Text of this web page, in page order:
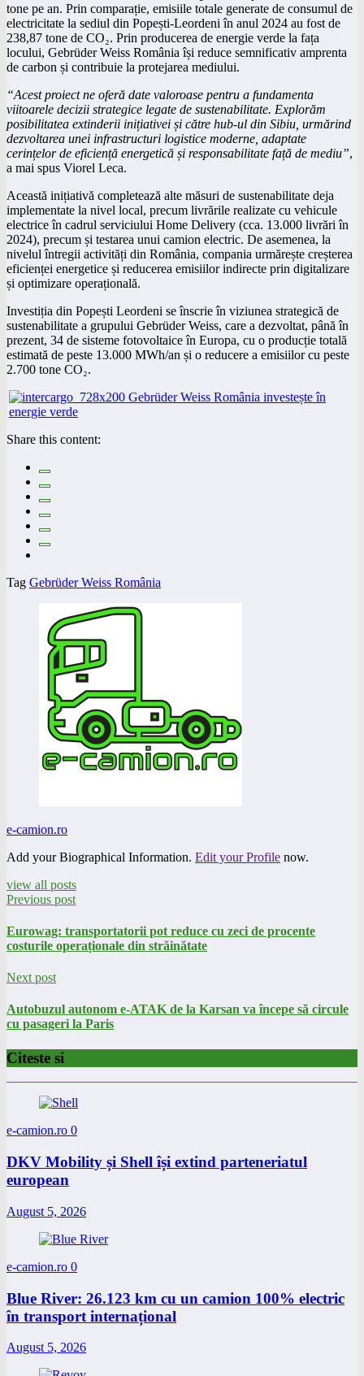
tone pe an. Prin comparație, emisiile totale generate de consumul de
electricitate la sediul din Popești-Leordeni în anul 2024 au fost de
238,87 tone de CO₂. Prin producerea de energie verde la fața
locului, Gebrüder Weiss România își reduce semnificativ amprenta
de carbon și contribuie la protejarea mediului.
“Acest proiect ne oferă date valoroase pentru a fundamenta
viitoarele decizii strategice legate de sustenabilitate. Explorăm
posibilitatea extinderii inițiativei și către hub-ul din Sibiu, urmărind
dezvoltarea unei infrastructuri logistice moderne, adaptate
cerințelor de eficiență energetică și responsabilitate față de mediu”,
a mai spus Viorel Leca.
Această inițiativă completează alte măsuri de sustenabilitate deja
implementate la nivel local, precum livrările realizate cu vehicule
electrice în cadrul serviciului Home Delivery (cca. 13.000 livrări în
2024), precum și testarea unui camion electric. De asemenea, la
nivelul întregii activități din România, compania urmărește creșterea
eficienței energetice și reducerea emisiilor indirecte prin digitalizare
și optimizare operațională.
Investiția din Popești Leordeni se înscrie în viziunea strategică de
sustenabilitate a grupului Gebrüder Weiss, care a dezvoltat, până în
prezent, 34 de sisteme fotovoltaice în Europa, cu o producție totală
estimată de peste 13.000 MWh/an și o reducere a emisiilor cu peste
2.700 tone CO₂.
Share this content:
Tag Gebrüder Weiss România
e-camion.ro
Add your Biographical Information. Edit your Profile now.
view all posts
Previous post
Eurowag: transportatorii pot reduce cu zeci de procente
costurile operaționale din străinătate
Next post
Autobuzul autonom e-ATAK de la Karsan va începe să circule
cu pasageri la Paris
Citeste si
e-camion.ro 0
DKV Mobility și Shell își extind parteneriatul
european
August 5, 2026
e-camion.ro 0
Blue River: 26.123 km cu un camion 100% electric
în transport internațional
August 5, 2026